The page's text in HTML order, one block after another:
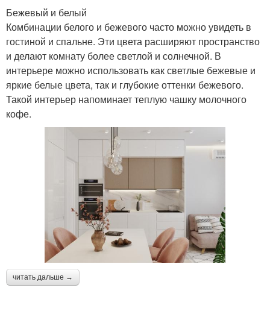
Бежевый и белый
Комбинации белого и бежевого часто можно увидеть в
гостиной и спальне. Эти цвета расширяют пространство
и делают комнату более светлой и солнечной. В
интерьере можно использовать как светлые бежевые и
яркие белые цвета, так и глубокие оттенки бежевого.
Такой интерьер напоминает теплую чашку молочного
кофе.
читать дальше →